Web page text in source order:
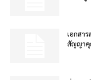
เอกสา
สัญญาคุ